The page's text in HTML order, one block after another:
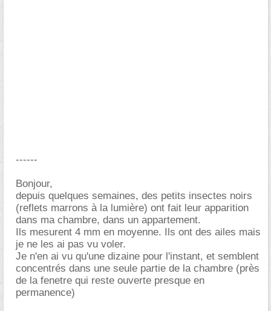
------
Bonjour,
depuis quelques semaines, des petits insectes noirs
(reflets marrons à la lumière) ont fait leur apparition
dans ma chambre, dans un appartement.
Ils mesurent 4 mm en moyenne. Ils ont des ailes mais
je ne les ai pas vu voler.
Je n'en ai vu qu'une dizaine pour l'instant, et semblent
concentrés dans une seule partie de la chambre (près
de la fenetre qui reste ouverte presque en
permanence)